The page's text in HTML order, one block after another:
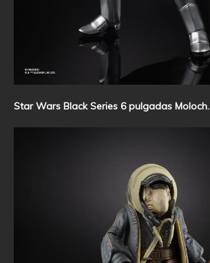
Star Wars Black Series 6 pulgadas Moloch.